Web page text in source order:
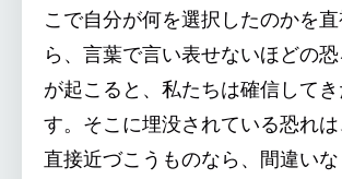
こで自分が何を選択したのかを
ら、言葉で言い表せないほどの
が起こると、私たちは確信して
す。そこに埋没されている恐れ
直接近づこうものなら、間違い